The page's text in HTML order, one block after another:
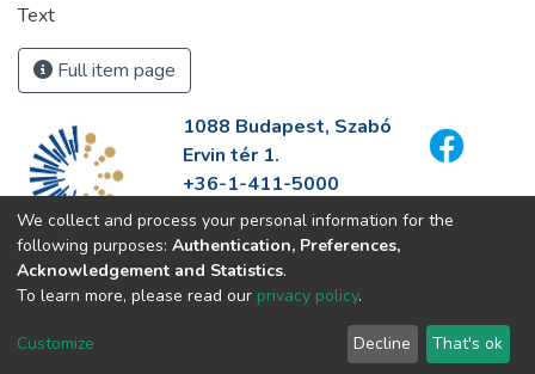
Text
Full item page
1088 Budapest, Szabó
Ervin tér 1.
+36-1-411-5000
info@fszek.hu
https://fszek.hu
We collect and process your personal information for the
following purposes: Authentication, Preferences,
Acknowledgement and Statistics.
To learn more, please read our privacy policy.
Customize Decline That's ok